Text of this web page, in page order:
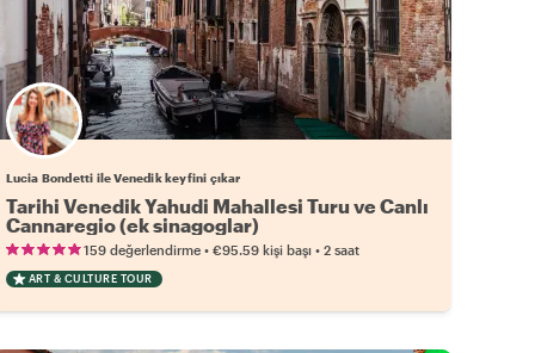
Lucia Bondetti ile Venedik keyfini çıkar
Tarihi Venedik Yahudi Mahallesi Turu ve Canlı
Cannaregio (ek sinagoglar)
159 değerlendirme• €95.59 kişi başı• 2 saat
ART & CULTURE TOUR